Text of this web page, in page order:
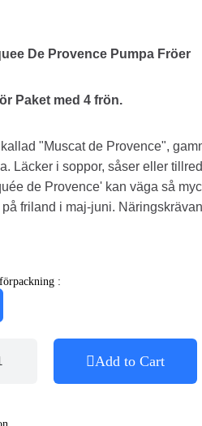
De Provence Pumpa Fröer
Paket med 4 frön.
"Muscat de Provence",
Läcker i soppor, såser eller
de Provence' kan väga så
friland i maj-juni.
:
Add to Cart